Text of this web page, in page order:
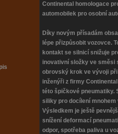
Continental homologace
automobilek pro osobní
Díky novým přísadám
lépe přizpůsobit vozovce.
kontakt se silnicí snižuje
inovativní složky ve směsi
obrovský krok ve vývoji
inženýři z firmy
této špičkové pneumatiky.
siliky pro docílení
Výsledkem je ještě
snížení deformací
odpor, spotřeba paliva u